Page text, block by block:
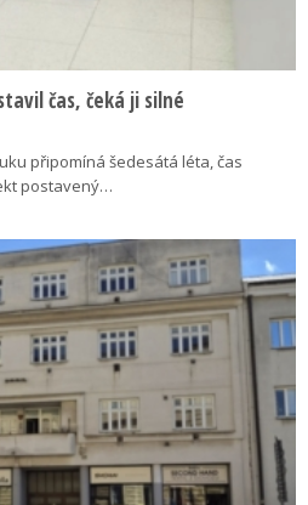
čas, čeká ji silné
připomíná šedesátá léta, čas
postavený…